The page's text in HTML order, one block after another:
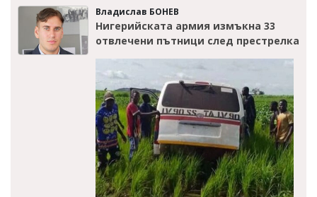
Владислав БОНЕВ
Нигерийската армия измъкна 33
отвлечени пътници след престрелка